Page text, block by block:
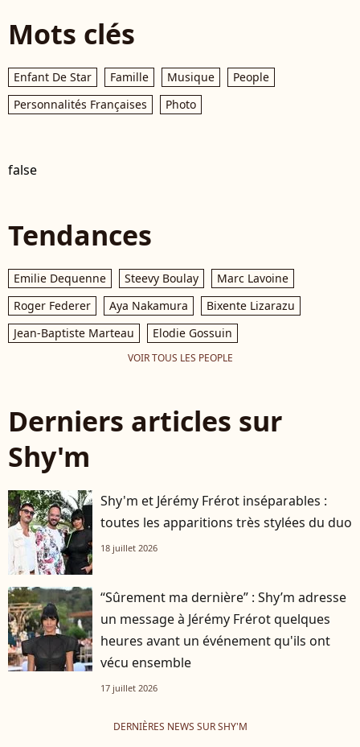
Mots clés
Enfant De Star Famille Musique
People
Personnalités Françaises
Photo
false
Tendances
Emilie Dequenne Steevy Boulay
Marc Lavoine
Roger Federer
Aya Nakamura
Bixente Lizarazu
Jean-Baptiste Marteau
Elodie Gossuin
VOIR TOUS LES PEOPLE
Derniers articles sur
Shy'm
Shy'm et Jérémy Frérot inséparables :
toutes les apparitions très stylées du duo
18 juillet 2026
“Sûrement ma dernière” : Shy’m adresse
un message à Jérémy Frérot quelques
heures avant un événement qu'ils ont
vécu ensemble
17 juillet 2026
DERNIÈRES NEWS SUR SHY'M